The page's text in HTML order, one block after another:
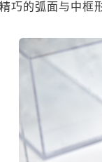
巧的弧面与中框